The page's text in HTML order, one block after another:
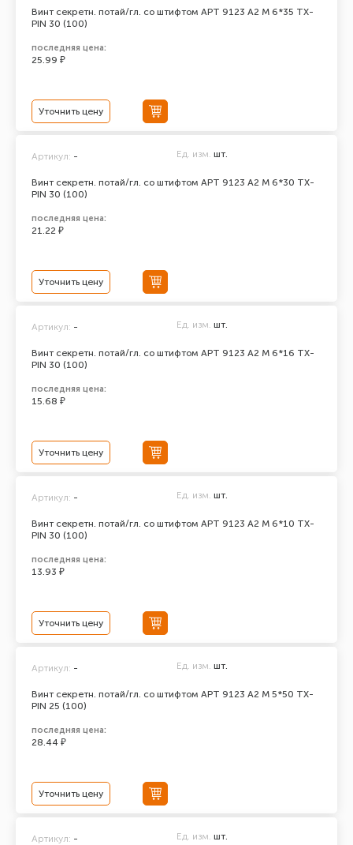
Винт секретн. потай/гл. со штифтом АРТ 9123 А2 M 6*35 TX-
PIN 30 (100)
последняя цена:
25.99 ₽
Уточнить цену
Винт секретн. потай/гл. со штифтом АРТ 9123 А2 M 6*30 TX-
PIN 30 (100)
Артикул: - Ед. изм. шт.
последняя цена:
21.22 ₽
Уточнить цену
Винт секретн. потай/гл. со штифтом АРТ 9123 А2 M 6*16 TX-
PIN 30 (100)
Артикул: - Ед. изм. шт.
последняя цена:
15.68 ₽
Уточнить цену
Винт секретн. потай/гл. со штифтом АРТ 9123 А2 M 6*10 TX-
PIN 30 (100)
Артикул: - Ед. изм. шт.
последняя цена:
13.93 ₽
Уточнить цену
Винт секретн. потай/гл. со штифтом АРТ 9123 А2 M 5*50 TX-
PIN 25 (100)
Артикул: - Ед. изм. шт.
последняя цена:
28.44 ₽
Уточнить цену
Артикул: - Ед. изм. шт.